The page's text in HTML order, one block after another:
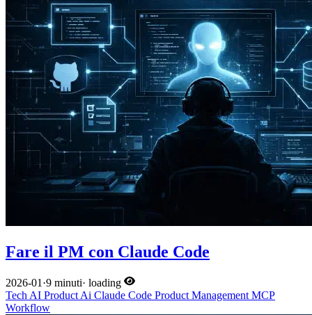
Fare il PM con Claude Code
2026-01 ·9 minuti· loading
Tech AI Product Ai Claude Code Product Management MCP
Workflow